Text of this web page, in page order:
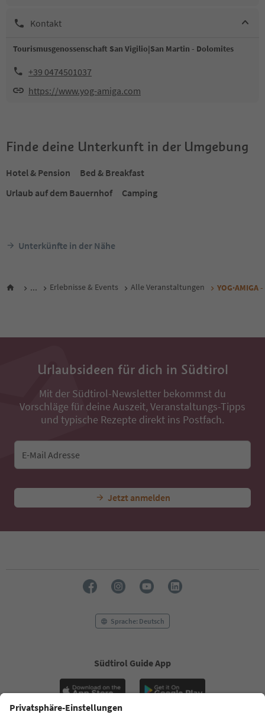
Kontakt
Tourismusgenossenschaft San Vigilio|San Martin - Dolomites
+39 0474501037
https://www.yog-amiga.com
Finde deine Unterkunft in der Umgebung
Hotel & Pension
Bed & Breakfast
Urlaub auf dem Bauernhof
Camping
Unterkünfte in der Nähe
... Erlebnisse & Events Alle Veranstaltungen YOG·AMIGA
Urlaubsideen für dich in Südtirol
Mit der Südtirol-Newsletter bekommst du
Vorschläge für deine Auszeit, Veranstaltungs-Tipps
und typische Rezepte direkt ins Postfach.
E-Mail Adresse
Jetzt anmelden
Sprache: Deutsch
Südtirol Guide App